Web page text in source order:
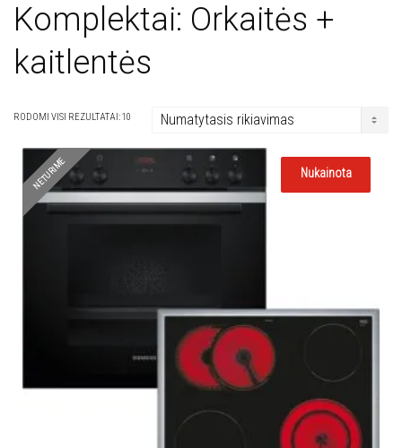
Komplektai: Orkaitės +
kaitlentės
RODOMI VISI REZULTATAI: 10
Nukainota
NETURIME